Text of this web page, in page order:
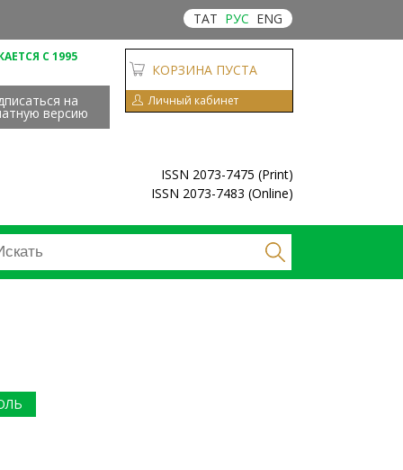
ТАТ РУС ENG
С 1995
на
версию
КОРЗИНА ПУСТА
Личный кабинет
ISSN 2073-7475 (Print)
ISSN 2073-7483 (Online)